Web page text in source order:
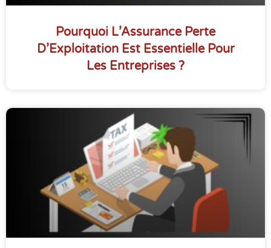
Pourquoi L’Assurance Perte
D’Exploitation Est Essentielle Pour
Les Entreprises ?